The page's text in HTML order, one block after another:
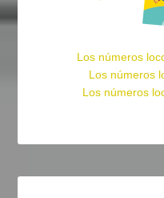
Los números
Los números
Los números